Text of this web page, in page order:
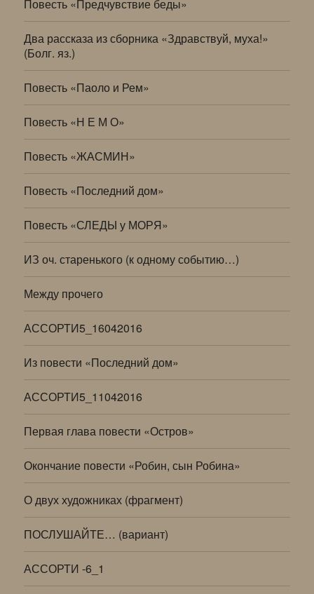
Повесть «Предчувствие беды»
Два рассказа из сборника «Здравствуй, муха!»
(Болг. яз.)
Повесть «Паоло и Рем»
Повесть «Н Е М О»
Повесть «ЖАСМИН»
Повесть «Последний дом»
Повесть «СЛЕДЫ у МОРЯ»
ИЗ оч. старенького (к одному событию…)
Между прочего
АССОРТИ5_16042016
Из повести «Последний дом»
АССОРТИ5_11042016
Первая глава повести «Остров»
Окончание повести «Робин, сын Робина»
О двух художниках (фрагмент)
ПОСЛУШАЙТЕ… (вариант)
АССОРТИ -6_1